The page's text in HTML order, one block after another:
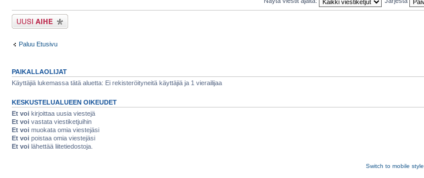
Lähetä uusi viesti
Paluu Etusivu
PAIKALLAOLIJAT
Käyttäjiä lukemassa tätä aluetta: Ei rekisteröityneitä käyttäjiä ja 1 vierailijaa
KESKUSTELUALUEEN OIKEUDET
Et voi kirjoittaa uusia viestejä
Et voi vastata viestiketjuihin
Et voi muokata omia viestejäsi
Et voi poistaa omia viestejäsi
Et voi lähettää liitetiedostoja.
Switch to mobile style